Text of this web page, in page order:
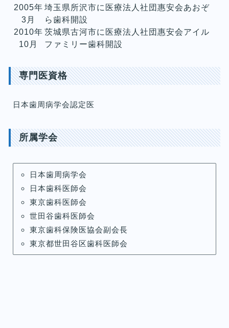
2005年
3月
埼玉県所沢市に医療法人社団惠安会あおぞ
ら歯科開設
2010年
10月
茨城県古河市に医療法人社団惠安会アイル
ファミリー歯科開設
専門医資格
日本歯周病学会認定医
所属学会
日本歯周病学会
日本歯科医師会
東京歯科医師会
世田谷歯科医師会
東京歯科保険医協会副会長
東京都世田谷区歯科医師会